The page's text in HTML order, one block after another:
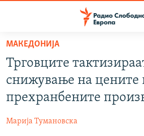
Оди
содржината
Оди
главната
навигација
Премини
СВЕТ
ВИЗУЕЛНО
ШТО ТРЕБА ДА ЗНАЕТЕ
МАКЕДОНИЈА
Трговците
снижување на цените
прехранбените
Марија Тумановска